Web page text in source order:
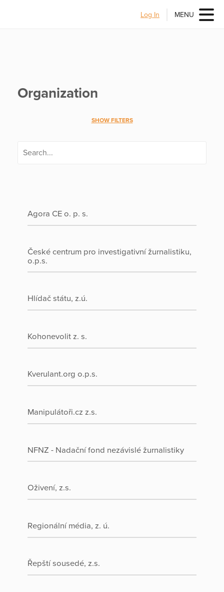
Log In MENU
Organization
SHOW FILTERS
Agora CE o. p. s.
České centrum pro investigativní žurnalistiku,
o.p.s.
Hlídač státu, z.ú.
Kohonevolit z. s.
Kverulant.org o.p.s.
Manipulátoři.cz z.s.
NFNZ - Nadační fond nezávislé žurnalistiky
Oživení, z.s.
Regionální média, z. ú.
Řepští sousedé, z.s.